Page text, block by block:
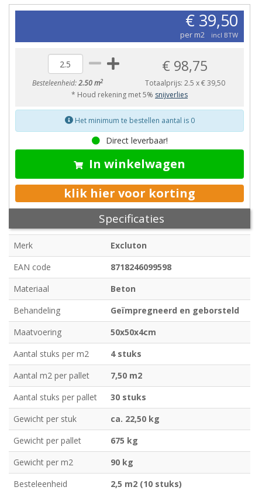
€ 39,50
per m2 incl BTW
Besteleenheid:2.50 m2
€ 98,75
Totaalprijs: 2.5 x€ 39,50
* Houd rekening met 5% snijverlies
Het minimum te bestellen aantal is 0
Direct leverbaar!
In winkelwagen
klik hier voor korting
Specificaties
Merk
Excluton
EAN code
8718246099598
Materiaal
Beton
Behandeling
Geïmpregneerd en geborsteld
Maatvoering
50x50x4cm
Aantal stuks per m2
4 stuks
Aantal m2 per pallet
7,50 m2
Aantal stuks per pallet
30 stuks
Gewicht per stuk
ca. 22,50 kg
Gewicht per pallet
675 kg
Gewicht per m2
90 kg
Besteleenheid
2,5 m2 (10 stuks)